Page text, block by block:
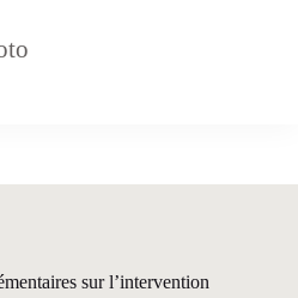
sur l’intervention